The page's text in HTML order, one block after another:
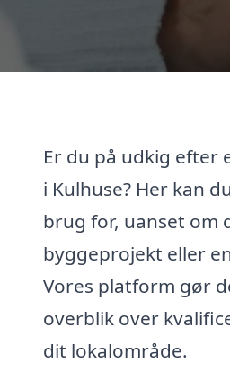
Er du på udkig efter
i Kulhuse? Her kan
brug for, uanset om
byggeprojekt eller
Vores platform gør
overblik over
dit lokalområde.